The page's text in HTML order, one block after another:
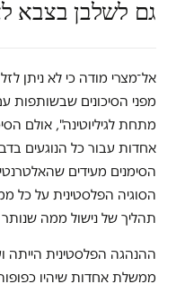
גם לשלבן בצבא
אל־מצרי מודה כי לא ניתן
מפני הסיכונים
מתחת לגיליוטינה", אולם
אחדות עבור כל הנוגעים
הסימנים מעידים
הסוגיה הפלסטינית על כל
תהליך של נישול ממה שנותר
ההנהגה הפלסטינית הייתה
ממשלת אחדות שיהיו